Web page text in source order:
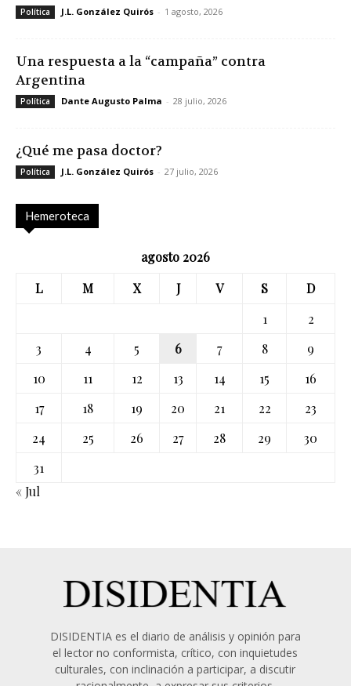
Política J.L. González Quirós - 1 agosto, 2026
Una respuesta a la “campaña” contra
Argentina
Política Dante Augusto Palma - 28 julio, 2026
¿Qué me pasa doctor?
Política J.L. González Quirós - 27 julio, 2026
Hemeroteca
agosto 2026
L
M X J V S
D
1
2
3
4 5 6 7 8
9
10
11 12 13 14 15
16
17
18 19 20 21 22
23
24
25 26 27 28 29
30
31
« Jul
DISIDENTIA es el diario de análisis y opinión para
el lector no conformista, crítico, con inquietudes
culturales, con inclinación a participar, a discutir